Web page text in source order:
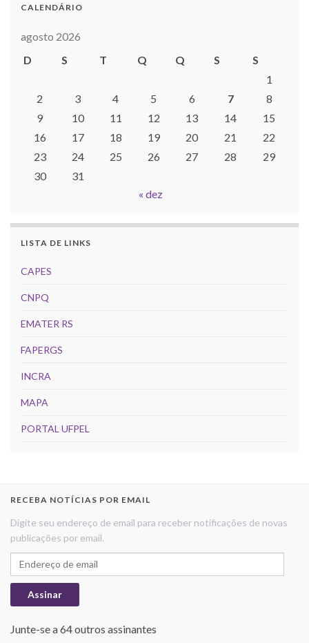
CALENDÁRIO
agosto 2026
D
S T Q Q S
S
1
2
3 4 5 6 7
8
9
10 11 12 13 14
15
16
17 18 19 20 21
22
23
24 25 26 27 28
29
30
31
« dez
LISTA DE LINKS
CAPES
CNPQ
EMATER RS
FAPERGS
INCRA
MAPA
PORTAL UFPEL
RECEBA NOTÍCIAS POR EMAIL
Digite seu endereço de email para receber notificações de novas
publicações por email.
Endereço de email
Assinar
Junte-se a 64 outros assinantes